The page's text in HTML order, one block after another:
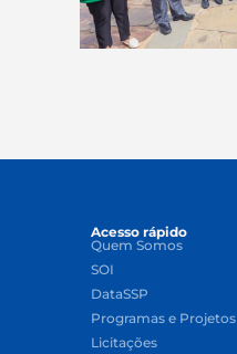
Acesso rápido
Quem Somos
SOI
DataSSP
Programas e Projetos
Licitações